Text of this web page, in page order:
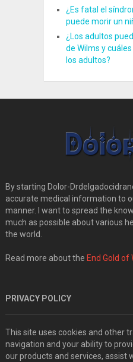
¿Es fatal el
puede morir un
¿Los adultos
de Wilms y
los adultos?
By starting Dolor-
accurate medical information to
manner. I want to spread the
much as possible about various
the world.
Read more about the End Gold of
PRIVACY POLICY
This site uses cookies and other
navigation and your ability to
our products and services, assist